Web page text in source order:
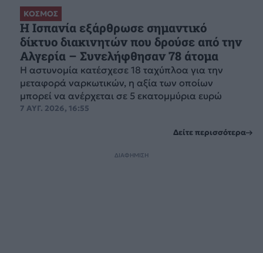
ΚΟΣΜΟΣ
Η Ισπανία εξάρθρωσε σημαντικό
δίκτυο διακινητών που δρούσε από την
Αλγερία – Συνελήφθησαν 78 άτομα
Η αστυνομία κατέσχεσε 18 ταχύπλοα για την
μεταφορά ναρκωτικών, η αξία των οποίων
μπορεί να ανέρχεται σε 5 εκατομμύρια ευρώ
7 ΑΥΓ. 2026, 16:55
Δείτε περισσότερα
ΔΙΑΦΗΜΙΣΗ